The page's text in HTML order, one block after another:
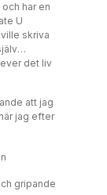
har en
U
skriva
det liv
att jag
jag efter
gripande